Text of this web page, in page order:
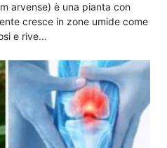
arvense) è una pianta con
cresce in zone umide come
e rive…